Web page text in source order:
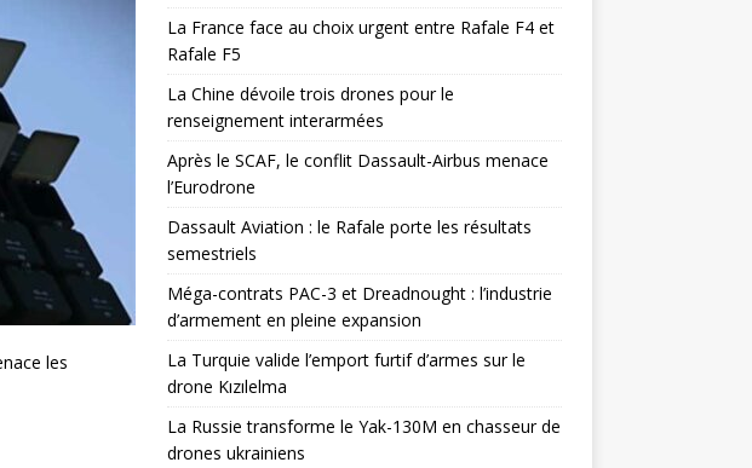
les
La France face au choix urgent entre Rafale F4 et
Rafale F5
La Chine dévoile trois drones pour le
renseignement interarmées
Après le SCAF, le conflit Dassault-Airbus menace
l’Eurodrone
Dassault Aviation : le Rafale porte les résultats
semestriels
Méga-contrats PAC-3 et Dreadnought : l’industrie
d’armement en pleine expansion
La Turquie valide l’emport furtif d’armes sur le
drone Kızılelma
La Russie transforme le Yak-130M en chasseur de
drones ukrainiens